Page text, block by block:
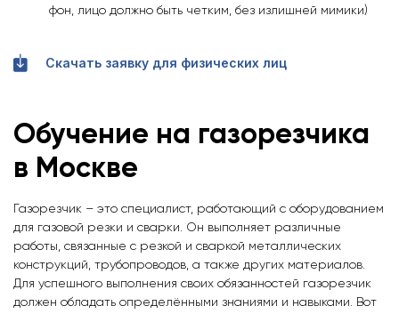
фон, лицо должно быть четким, без излишней мимики)
Скачать заявку для физических лиц
Обучение на газорезчика
в Москве
Газорезчик – это специалист, работающий с оборудованием
для газовой резки и сварки. Он выполняет различные
работы, связанные с резкой и сваркой металлических
конструкций, трубопроводов, а также других материалов.
Для успешного выполнения своих обязанностей газорезчик
должен обладать определёнными знаниями и навыками. Вот